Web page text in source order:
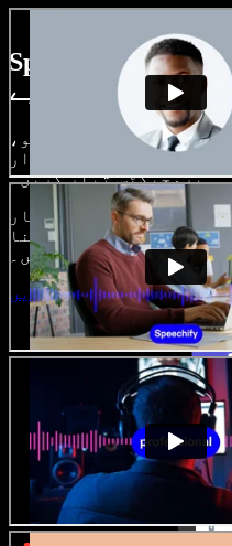
Speechify اسٹوڈیو سے کیا کچھ کر سکتے
ہیں، دیکھیے
فری امیجز، آڈیو،
کر کے بھرپور، شاندار
پروجیکٹس تیار کریں۔
براؤزر میں، تخلیق کار
خیالات کو حقیقت بنا
سکتے ہیں۔
اسٹوڈیو شروع کریں